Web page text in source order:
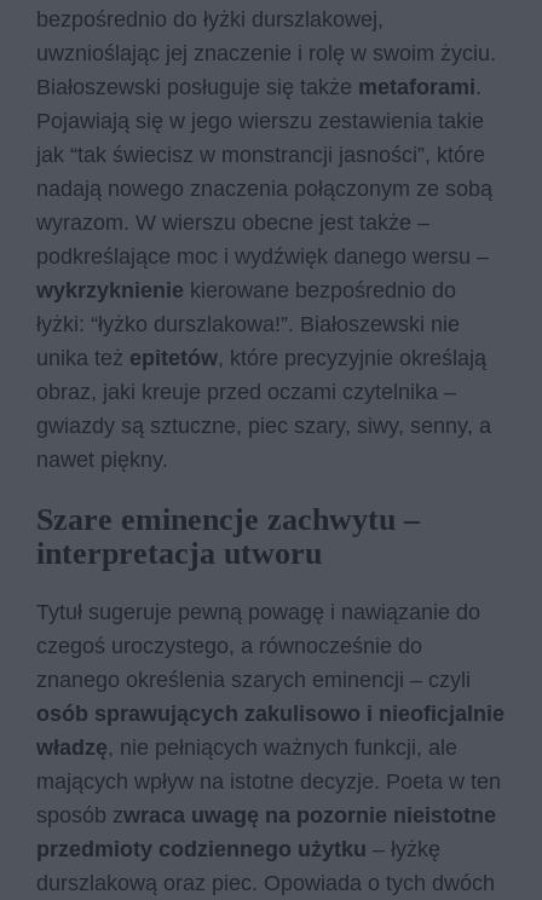
bezpośrednio do łyżki durszlakowej,
uwznioślając jej znaczenie i rolę w swoim życiu.
Białoszewski posługuje się także metaforami.
Pojawiają się w jego wierszu zestawienia takie
jak “tak świe­cisz w mon­stran­cji ja­sno­ści”, które
nadają nowego znaczenia połączonym ze sobą
wyrazom. W wierszu obecne jest także –
podkreślające moc i wydźwięk danego wersu –
wykrzyknienie kierowane bezpośrednio do
łyżki: “łyż­ko dursz­la­ko­wa!”. Białoszewski nie
unika też epitetów, które precyzyjnie określają
obraz, jaki kreuje przed oczami czytelnika –
gwiazdy są sztuczne, piec szary, siwy, senny, a
nawet piękny.
Szare eminencje zachwytu –
interpretacja utworu
Tytuł sugeruje pewną powagę i nawiązanie do
czegoś uroczystego, a równocześnie do
znanego określenia szarych eminencji – czyli
osób sprawujących zakulisowo i nieoficjalnie
władzę, nie pełniących ważnych funkcji, ale
mających wpływ na istotne decyzje. Poeta w ten
sposób zwraca uwagę na pozornie nieistotne
przedmioty codziennego użytku – łyżkę
durszlakową oraz piec. Opowiada o tych dwóch